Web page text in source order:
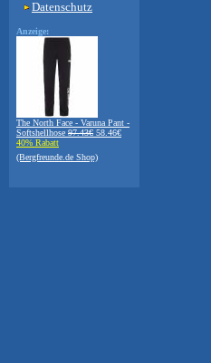
Datenschutz
Anzeige:
The North Face - Varuna Pant -
Softshellhose 97.43€ 58.46€
40% Rabatt
(Bergfreunde.de Shop)